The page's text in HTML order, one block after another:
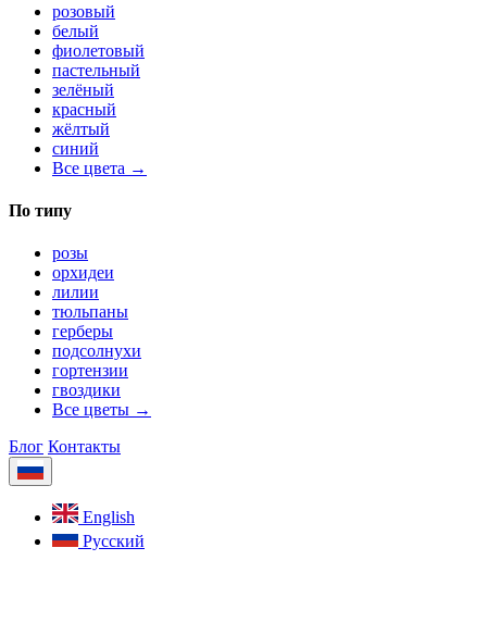
розовый
белый
фиолетовый
пастельный
зелёный
красный
жёлтый
синий
Все цвета →
По типу
розы
орхидеи
лилии
тюльпаны
герберы
подсолнухи
гортензии
гвоздики
Все цветы →
Блог Контакты
English
Русский